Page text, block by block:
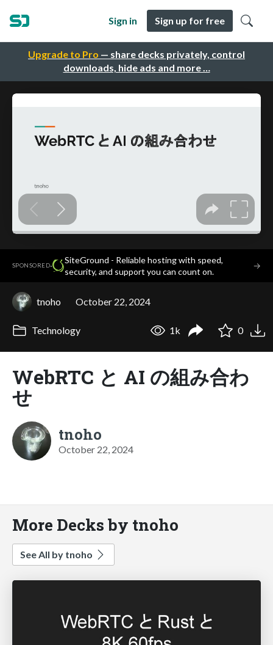
Upgrade to Pro — share decks privately, control
downloads, hide ads and more …
Sign in Sign up for free
SPONSORED·
SiteGround - Reliable hosting with speed,
security, and support you can count on.
→
tnoho October 22, 2024
Technology 1k 0
WebRTC と AI の組み合わ
せ
tnoho
October 22, 2024
More Decks by tnoho
See All by tnoho